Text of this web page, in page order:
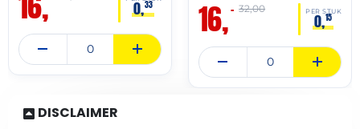
0,33 16,– PER STUK
0,15
32,00
DISCLAIMER